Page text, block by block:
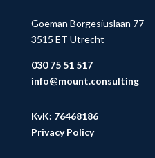
Goeman Borgesiuslaan 77
3515 ET Utrecht
030 75 51 517
info@mount.consulting
KvK: 76468186
Privacy Policy